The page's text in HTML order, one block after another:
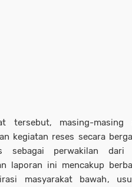
tersebut, masing-
kegiatan reses secara
sebagai perwakilan dari
laporan ini mencakup
masyarakat bawah,